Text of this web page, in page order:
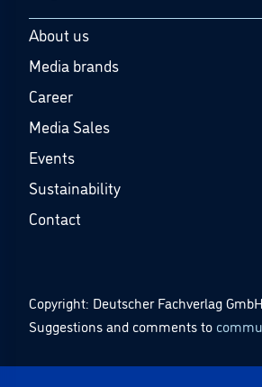
About us
Media brands
Career
Media Sales
Events
Sustainability
Contact
Copyright: Deutscher Fachverlag GmbH
Suggestions and comments to